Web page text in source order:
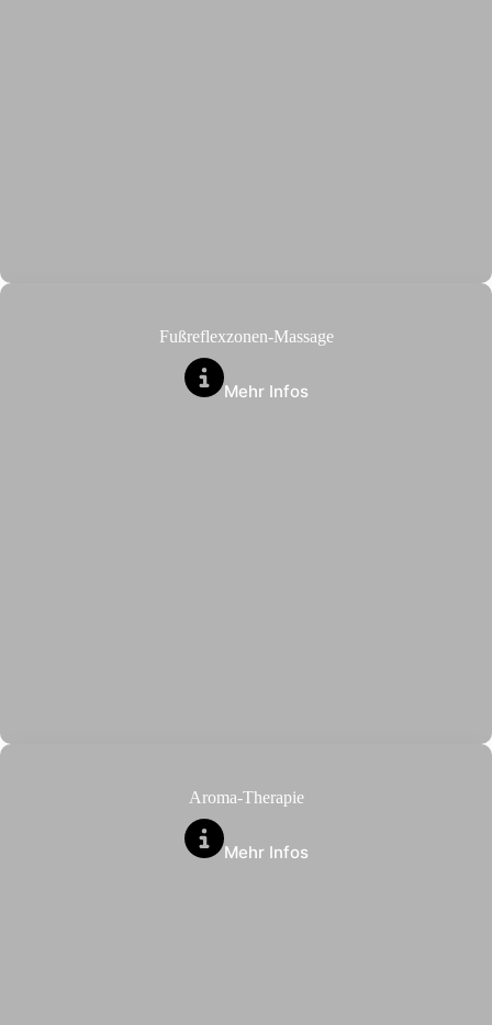
Fußreflexzonen-Massage
Mehr Infos
Aroma-Therapie
Mehr Infos